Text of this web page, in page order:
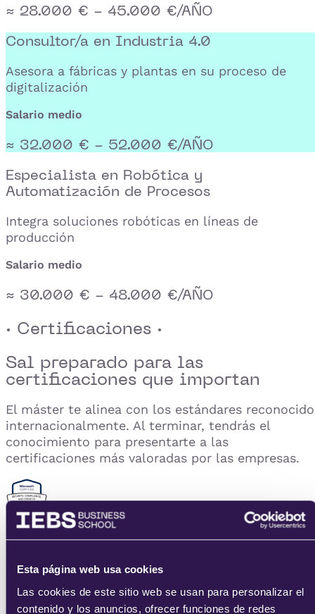
Esta página web usa cookies
Las cookies de este sitio web se usan para personalizar el
contenido y los anuncios, ofrecer funciones de redes
≈ 28.000 € - 45.000 €/AÑO
Consultor/a en Industria 4.0
Asesora a fábricas y plantas en su proceso de
digitalización
Salario medio
≈ 32.000 € - 52.000 €/AÑO
Especialista en Robótica y
Automatización de Procesos
Integra soluciones robóticas en líneas de
producción
Salario medio
≈ 30.000 € - 48.000 €/AÑO
· Certificaciones ·
Sal preparado para las
certificaciones que importan
El máster te alinea con los estándares
internacionalmente. Al terminar, tendrás el
conocimiento para presentarte a las
certificaciones más valoradas por las empresas.
Microsoft certifies: Security, Compliance and Identity